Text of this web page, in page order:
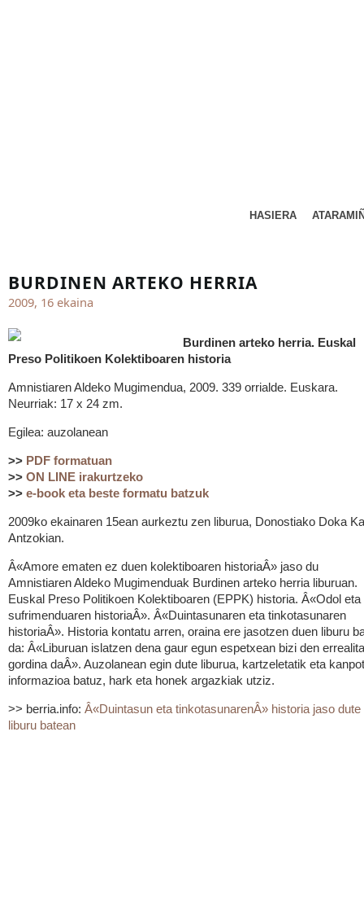
HASIERA
BURDINEN ARTEKO HERRIA
2009, 16 ekaina
Burdinen arteko herria. Euskal
Preso Politikoen Kolektiboaren historia
Amnistiaren Aldeko Mugimendua, 2009. 339 orrialde. Euskara.
Neurriak: 17 x 24 zm.
Egilea: auzolanean
>> PDF formatuan
>> ON LINE irakurtzeko
>> e-book eta beste formatu batzuk
2009ko ekainaren 15ean aurkeztu zen liburua, Donostiako Doka
Antzokian.
Â«Amore ematen ez duen kolektiboaren historiaÂ» jaso du
Amnistiaren Aldeko Mugimenduak Burdinen arteko herria liburuan.
Euskal Preso Politikoen Kolektiboaren (EPPK) historia. Â«Odol eta
sufrimenduaren historiaÂ». Â«Duintasunaren eta tinkotasunaren
historiaÂ». Historia kontatu arren, oraina ere jasotzen duen liburu
da: Â«Liburuan islatzen dena gaur egun espetxean bizi den
gordina daÂ». Auzolanean egin dute liburua, kartzeletatik eta
informazioa batuz, hark eta honek argazkiak utziz.
>> berria.info: Â«Duintasun eta tinkotasunarenÂ» historia jaso dute
liburu batean